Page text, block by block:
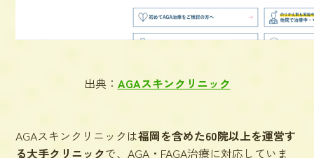
出典： AGAスキンクリニック
AGAスキンクリニックは福岡を含めた60院以上を運営す
る大手クリニックで、AGA・FAGA治療に対応していま